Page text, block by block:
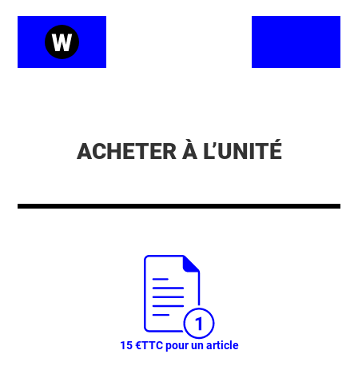
ACHETER À L’UNITÉ
15 €TTC pour un article